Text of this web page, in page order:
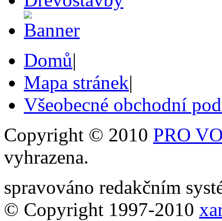
Domů|
Mapa stránek|
Všeobecné obchodní
Copyright © 2010 PRO
vyhrazena.
spravováno redakčním
© Copyright 1997-2010